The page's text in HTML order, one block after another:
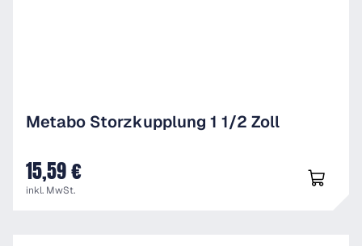
Metabo Storzkupplung 1 1/2 Zoll
UVP
15,59 €
inkl. MwSt.